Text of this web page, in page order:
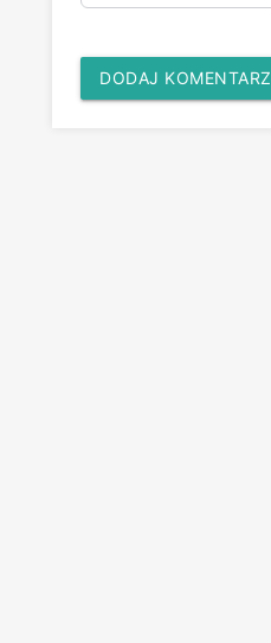
DODAJ KOMENTARZ